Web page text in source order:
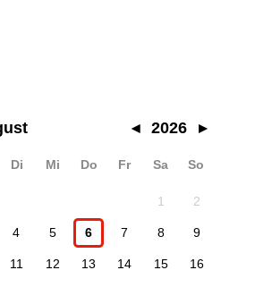
◂ 2026 ▸
Di Mi Do Fr Sa So
1 2
4 5 6 7 8 9
11 12 13 14 15 16